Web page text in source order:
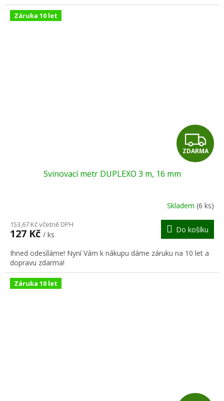
Záruka 10 let
Z
D
R
M
A
ZDARMA
Svinovací metr DUPLEXO 3 m, 16 mm
Skladem (6 ks)
153,67 Kč včetně DPH
127 Kč / ks
Do košíku
Ihned odesíláme! Nyní Vám k nákupu dáme záruku na 10 let a
dopravu zdarma!
Záruka 10 let